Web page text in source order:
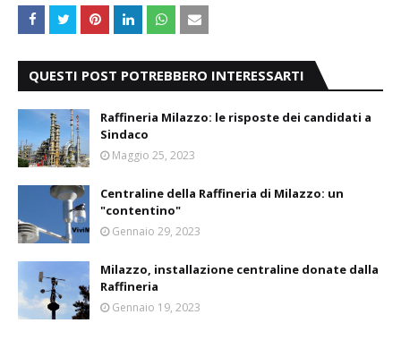
QUESTI POST POTREBBERO INTERESSARTI
Raffineria Milazzo: le risposte dei candidati a
Sindaco
Maggio 25, 2023
Centraline della Raffineria di Milazzo: un
"contentino"
Gennaio 29, 2023
Milazzo, installazione centraline donate dalla
Raffineria
Gennaio 19, 2023